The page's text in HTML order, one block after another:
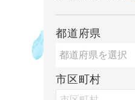
都道府県
市区町村